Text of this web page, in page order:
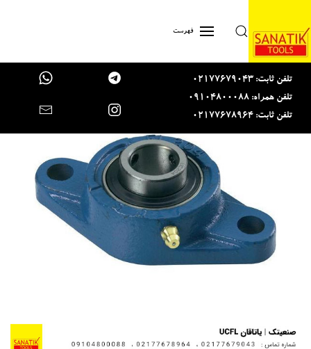
Skip to main content فهرست
تلفن ثابت: 02177679043
تلفن همراه: 09104800088
تلفن ثابت: 02177678964